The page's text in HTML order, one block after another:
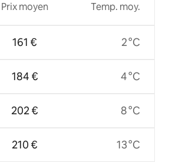
Prix moyen
161 €
184 €
202 €
210 €
Temp. moy.
2 °C
4 °C
8 °C
13 °C